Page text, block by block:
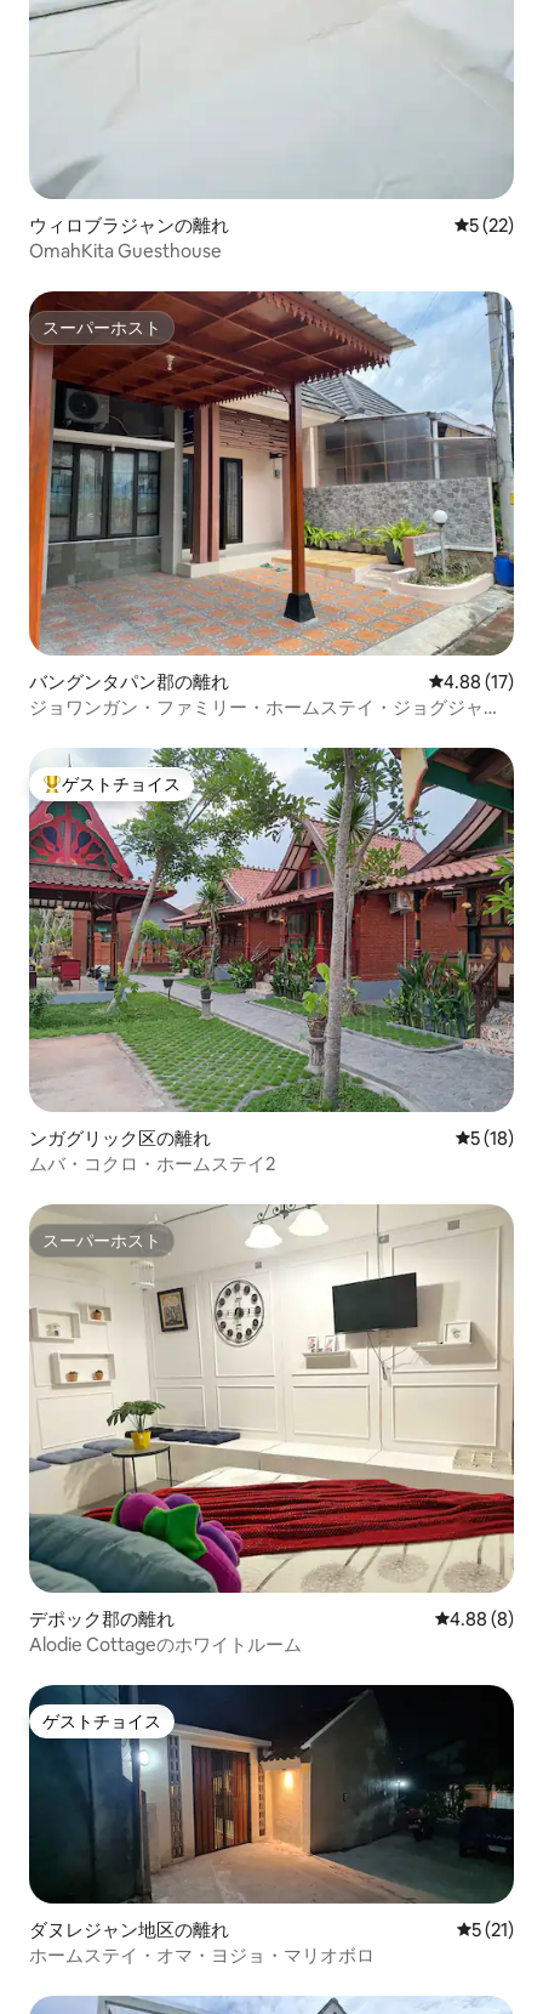
ウィロブラジャンの離れ レビュー
5 (22)
OmahKita Guesthouse
スーパーホスト
スーパーホスト
バングンタパン郡の離れ レビュー17
4.88 (17)
ジョワンガン・ファミリー・ホームステイ・ジョグジャカ
大好評のゲストチョイスです。
ゲストチョイス
ンガグリック区の離れ レビュー
5 (18)
ムバ・コクロ・ホームステイ2
スーパーホスト
スーパーホスト
デポック郡の離れ レビュー8件
4.88 (8)
Alodie Cottageのホワイトルーム
ゲストチョイス
ゲストチョイス
ダヌレジャン地区の離れ レビュー
5 (21)
ホームステイ・オマ・ヨジョ・マリオボロ